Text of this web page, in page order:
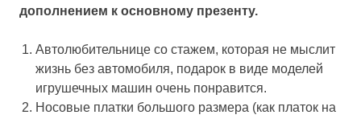
дополнением к основному презенту.
Автолюбительнице со стажем, которая не мыслит
жизнь без автомобиля, подарок в виде моделей
игрушечных машин очень понравится.
Носовые платки большого размера (как платок на